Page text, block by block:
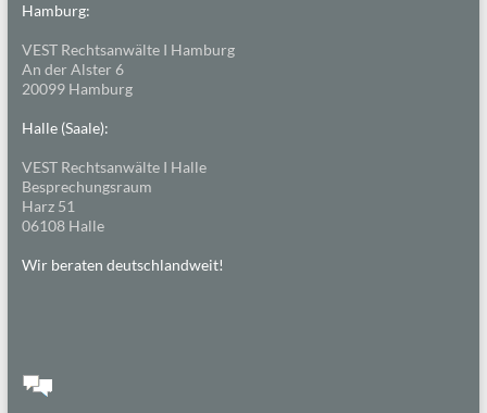
Hamburg:
VEST Rechtsanwälte I Hamburg
An der Alster 6
20099 Hamburg
Halle (Saale):
VEST Rechtsanwälte I Halle
Besprechungsraum
Harz 51
06108 Halle
Wir beraten deutschlandweit!